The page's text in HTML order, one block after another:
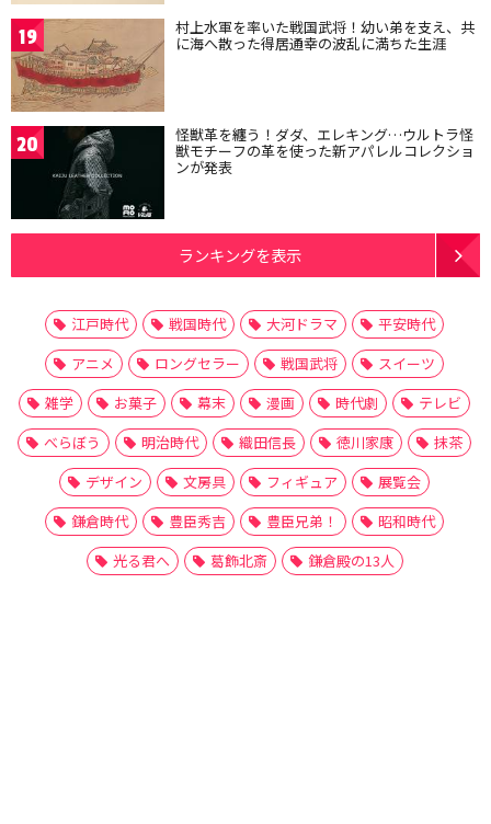
19 村上水軍を率いた戦国武将！幼い弟を支え、共
に海へ散った得居通幸の波乱に満ちた生涯
20 怪獣革を纏う！ダダ、エレキング…ウルトラ怪
獣モチーフの革を使った新アパレルコレクショ
ンが発表
ランキングを表示
江戸時代 戦国時代 大河ドラマ
平安時代
アニメ
ロングセラー 戦国武将
スイーツ
雑学
お菓子 幕末 漫画 時代劇
テレビ
べらぼう
明治時代 織田信長 徳川家康
抹茶
デザイン
文房具 フィギュア
展覧会
鎌倉時代
豊臣秀吉 豊臣兄弟！
昭和時代
光る君へ
葛飾北斎 鎌倉殿の13人